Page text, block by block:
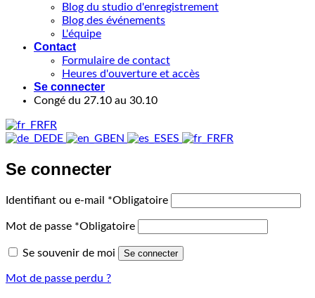
Blog du studio d'enregistrement
Blog des événements
L'équipe
Contact
Formulaire de contact
Heures d'ouverture et accès
Se connecter
Congé du 27.10 au 30.10
FR
DE
EN ES FR
Se connecter
Identifiant ou e-mail *Obligatoire
Mot de passe *Obligatoire
Se souvenir de moi Se connecter
Mot de passe perdu ?